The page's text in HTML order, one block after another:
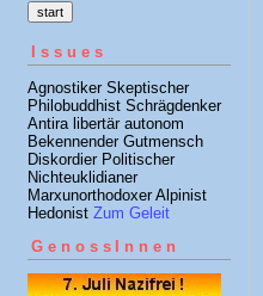
Issues
Agnostiker Skeptischer
Philobuddhist Schrägdenker
Antira libertär autonom
Bekennender Gutmensch
Diskordier Politischer
Nichteuklidianer
Marxunorthodoxer Alpinist
Hedonist Zum Geleit
GenossInnen